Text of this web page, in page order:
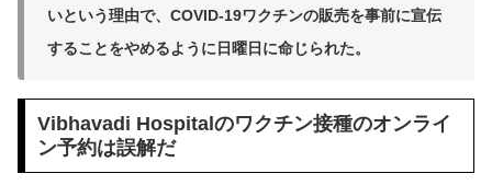
いという理由で、COVID-19ワクチンの販売を事前に宣伝
することをやめるように日曜日に命じられた。
Vibhavadi Hospitalのワクチン接種のオンライ
ン予約は誤解だ